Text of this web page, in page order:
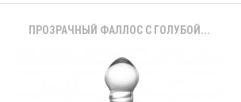
ПРОЗРАЧНЫЙ ФАЛЛОС С ГОЛУБОЙ...